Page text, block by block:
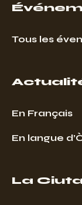
Tous les
En Français
En langue
La